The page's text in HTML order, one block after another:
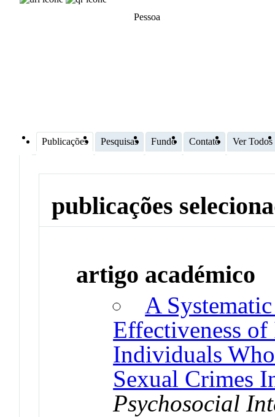
Pessoa
Publicações Pesquisas Fundo Contato Ver Todos
publicações
artigo académico
A
Effectiveness
Individuals
Sexual Crimes
Psychosocial